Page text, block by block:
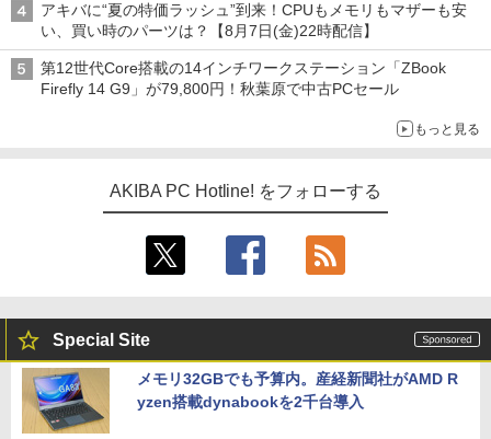
アキバに“夏の特価ラッシュ”到来！CPUもメモリもマザーも安
い、買い時のパーツは？【8月7日(金)22時配信】
第12世代Core搭載の14インチワークステーション「ZBook
Firefly 14 G9」が79,800円！秋葉原で中古PCセール
もっと見る
AKIBA PC Hotline! をフォローする
Special Site
メモリ32GBでも予算内。産経新聞社がAMD R
yzen搭載dynabookを2千台導入